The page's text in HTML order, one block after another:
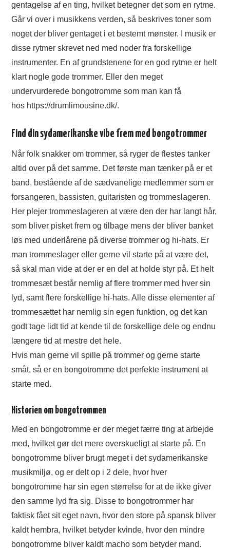
gentagelse af en ting, hvilket betegner det som en rytme.
Går vi over i musikkens verden, så beskrives toner som
noget der bliver gentaget i et bestemt mønster. I musik er
disse rytmer skrevet ned med noder fra forskellige
instrumenter. En af grundstenene for en god rytme er helt
klart nogle gode trommer. Eller den meget
undervurderede bongotromme som man kan få
hos https://drumlimousine.dk/.
Find din sydamerikanske vibe frem med bongotrommer
Når folk snakker om trommer, så ryger de flestes tanker
altid over på det samme. Det første man tænker på er et
band, bestående af de sædvanelige medlemmer som er
forsangeren, bassisten, guitaristen og trommeslageren.
Her plejer trommeslageren at være den der har langt hår,
som bliver pisket frem og tilbage mens der bliver banket
løs med underlårene på diverse trommer og hi-hats. Er
man trommeslager eller gerne vil starte på at være det,
så skal man vide at der er en del at holde styr på. Et helt
trommesæt består nemlig af flere trommer med hver sin
lyd, samt flere forskellige hi-hats. Alle disse elementer af
trommesættet har nemlig sin egen funktion, og det kan
godt tage lidt tid at kende til de forskellige dele og endnu
længere tid at mestre det hele.
Hvis man gerne vil spille på trommer og gerne starte
småt, så er en bongotromme det perfekte instrument at
starte med.
Historien om bongotrommen
Med en bongotromme er der meget færre ting at arbejde
med, hvilket gør det mere overskueligt at starte på. En
bongotromme bliver brugt meget i det sydamerikanske
musikmiljø, og er delt op i 2 dele, hvor hver
bongotromme har sin egen størrelse for at de ikke giver
den samme lyd fra sig. Disse to bongotrommer har
faktisk fået sit eget navn, hvor den store på spansk bliver
kaldt hembra, hvilket betyder kvinde, hvor den mindre
bongotromme bliver kaldt macho som betyder mand.